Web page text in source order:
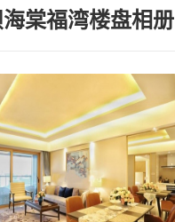
棠福湾楼盘相册